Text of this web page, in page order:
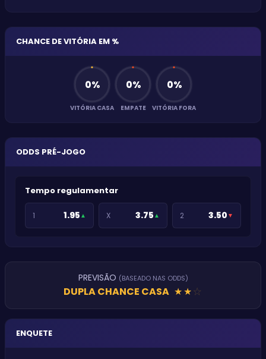
CHANCE DE VITÓRIA EM %
0%
VITÓRIA CASA
0%
EMPATE
0%
VITÓRIA FORA
ODDS PRÉ-JOGO
Tempo regulamentar
1 1.95 ▲ X 3.75 ▲ 2 3.50 ▼
PREVISÃO (BASEADO NAS ODDS)
DUPLA CHANCE CASA ★★★
ENQUETE